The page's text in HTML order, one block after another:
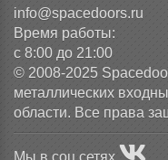
info@spacedoors.ru
Время работы:
с 8:00 до 21:00
© 2008-2025
металлических
области. Все права
Мы в соц сетях